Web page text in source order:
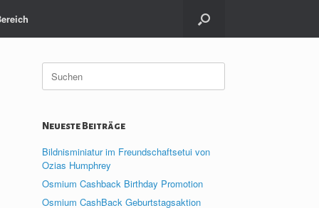
Suche
nach:
Neueste Beiträge
Bildnisminiatur im Freundschaftsetui von
Ozias Humphrey
Osmium Cashback Birthday Promotion
Osmium CashBack Geburtstagsaktion